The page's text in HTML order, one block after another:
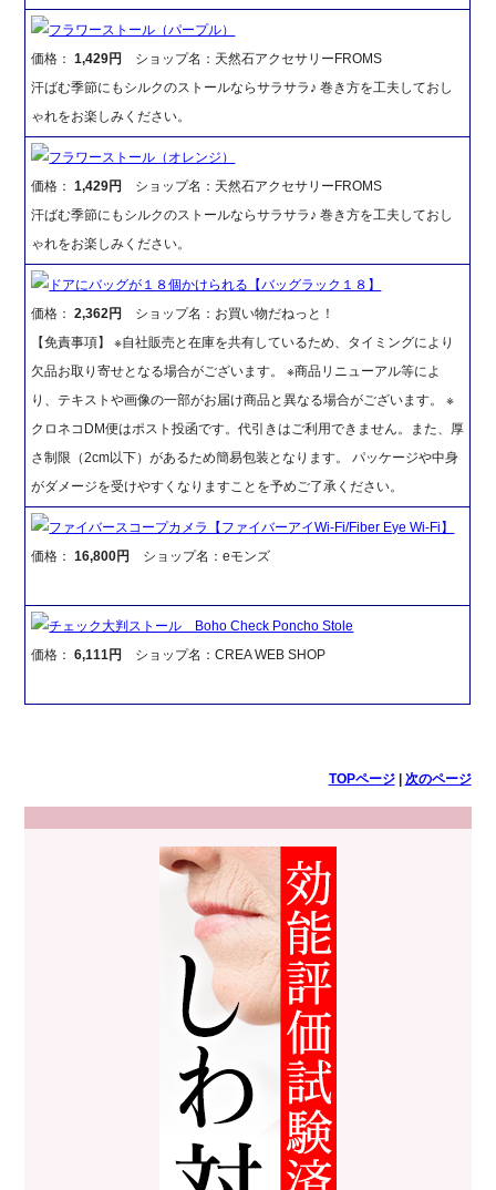
フラワーストール（パープル）
価格：1,429円
ショップ名：天然石アクセサリーFROMS
汗ばむ季節にもシルクのストールならサラサラ♪ 巻き方を工夫しておし
ゃれをお楽しみください。
フラワーストール（オレンジ）
価格：1,429円
ショップ名：天然石アクセサリーFROMS
汗ばむ季節にもシルクのストールならサラサラ♪ 巻き方を工夫しておし
ゃれをお楽しみください。
ドアにバッグが１８個かけられる【バッグラック１８】
価格：2,362円
ショップ名：お買い物だねっと！
【免責事項】 ※自社販売と在庫を共有しているため、タイミングにより
欠品お取り寄せとなる場合がございます。 ※商品リニューアル等によ
り、テキストや画像の一部がお届け商品と異なる場合がございます。 ※
クロネコDM便はポスト投函です。代引きはご利用できません。また、厚
さ制限（2cm以下）があるため簡易包装となります。 パッケージや中身
がダメージを受けやすくなりますことを予めご了承ください。
ファイバースコープカメラ【ファイバーアイWi-Fi/Fiber Eye Wi-Fi】
価格：16,800円 ショップ名：eモンズ
チェック大判ストール Boho Check Poncho Stole
価格：6,111円 ショップ名：CREA WEB SHOP
TOPページ| 次のページ